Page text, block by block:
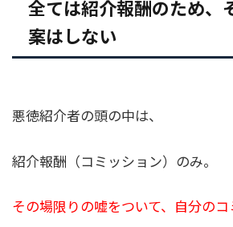
全ては紹介報酬のため、
案はしない
悪徳紹介者の頭の中は、
紹介報酬（コミッション）のみ。
その場限りの嘘をついて、自分の